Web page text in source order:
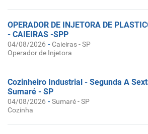
OPERADOR DE INJETORA DE
- CAIEIRAS -SPP
04/08/2026 - Caieiras - SP
Operador de Injetora
Cozinheiro Industrial - Segunda A
Sumaré - SP
04/08/2026 -Sumaré - SP
Cozinha